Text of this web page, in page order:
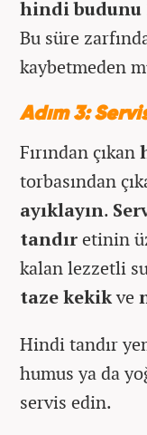
hindi budunu
Bu süre
kaybetmeden
Adım 3:
Fırından çıkan
torbasından
ayıklayın.
tandıretinin
kalan lezzetli
taze kekikve
Hindi tandır
humus ya da
servis edin.